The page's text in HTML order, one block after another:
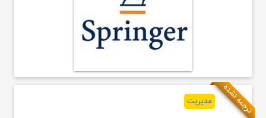
ترجمه نشده مدیریت